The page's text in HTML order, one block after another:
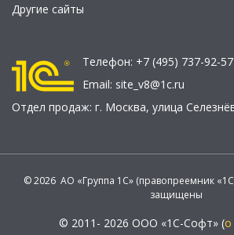
Другие сайты
Телефон: +7 (495) 737-92-57
Email: site_v8@1c.ru
Отдел продаж: г. Москва, улица
© 2026 АО «Группа 1С» (правопреемник
защищены
© 2011- 2026 ООО «1С-Софт» (